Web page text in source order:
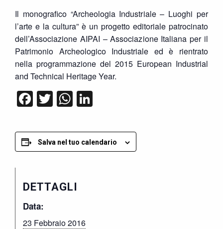
Il monografico “Archeologia Industriale – Luoghi per
l’arte e la cultura” è un progetto editoriale patrocinato
dell’Associazione AIPAI – Associazione Italiana per il
Patrimonio Archeologico Industriale ed è rientrato
nella programmazione del 2015 European Industrial
and Technical Heritage Year.
Facebook
TwitterWhatsApp
Salva nel tuo calendario
DETTAGLI
Data:
23 Febbraio 2016